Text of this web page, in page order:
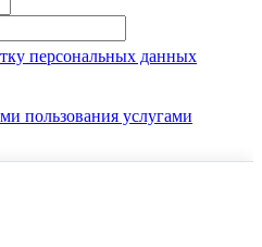
персональных данных
пользования услугами